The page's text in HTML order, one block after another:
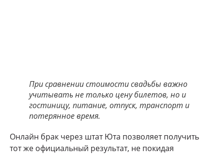
При сравнении стоимости свадьбы важно
учитывать не только цену билетов, но и
гостиницу, питание, отпуск, транспорт и
потерянное время.
Онлайн брак через штат Юта позволяет получить
тот же официальный результат, не покидая